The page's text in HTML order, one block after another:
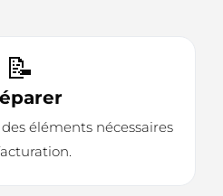
📝
éléments nécessaires